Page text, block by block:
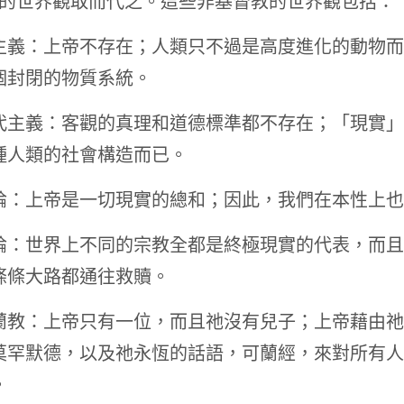
義：上帝不存在；人類只不過是高度進化的動物
封閉的物質系統。
主義：客觀的真理和道德標準都不存在；「現實
人類的社會構造而已。
：上帝是一切現實的總和；因此，我們在本性上
：世界上不同的宗教全都是終極現實的代表，而
條大路都通往救贖。
教：上帝只有一位，而且祂沒有兒子；上帝藉由
罕默德，以及祂永恆的話語，可蘭經，來對所有